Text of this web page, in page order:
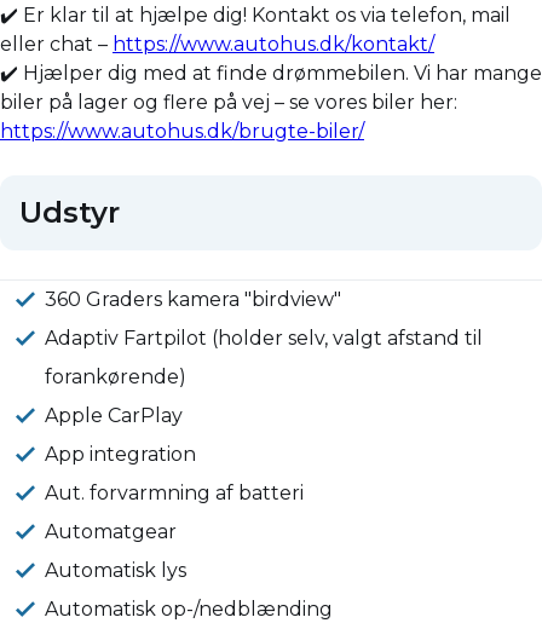
✔️ Er klar til at hjælpe dig! Kontakt os via telefon, mail
eller chat – https://www.autohus.dk/kontakt/
✔️ Hjælper dig med at finde drømmebilen. Vi har mange
biler på lager og flere på vej – se vores biler her:
https://www.autohus.dk/brugte-biler/
Udstyr
360 Graders kamera "birdview"
Adaptiv Fartpilot (holder selv, valgt afstand til
forankørende)
Apple CarPlay
App integration
Aut. forvarmning af batteri
Automatgear
Automatisk lys
Automatisk op-/nedblænding